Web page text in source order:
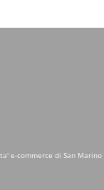
e-commerce di San Marino